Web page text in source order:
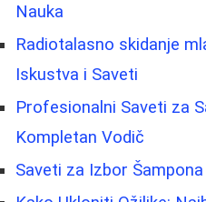
Nauka
Radiotalasno skidanje
Iskustva i Saveti
Profesionalni Saveti za
Kompletan Vodič
Saveti za Izbor